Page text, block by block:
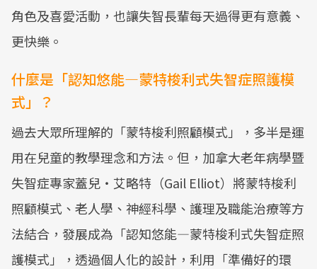
角色及喜愛活動，也讓失智長輩每天過得更有意義、
更快樂。
什麼是「認知悠能—蒙特梭利式失智症照護模
式」？
過去大眾所理解的「蒙特梭利照顧模式」，多半是運
用在兒童的教學理念和方法。但，加拿大老年病學暨
失智症專家蓋兒・艾略特（Gail Elliot）將蒙特梭利
照顧模式、老人學、神經科學、護理及職能治療等方
法結合，發展成為「認知悠能—蒙特梭利式失智症照
護模式」，透過個人化的設計，利用「準備好的環